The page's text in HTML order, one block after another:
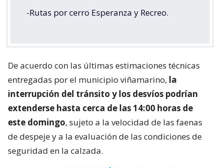
-Rutas por cerro Esperanza y Recreo.
De acuerdo con las últimas estimaciones técnicas
entregadas por el municipio viñamarino, la
interrupción del tránsito y los desvíos podrían
extenderse hasta cerca de las 14:00 horas de
este domingo, sujeto a la velocidad de las faenas
de despeje y a la evaluación de las condiciones de
seguridad en la calzada.